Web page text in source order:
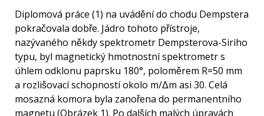
Diplomová práce (1) na uvádění do chodu Dempstera
pokračovala dobře. Jádro tohoto přístroje,
nazývaného někdy spektrometr Dempsterova-Siriho
typu, byl magnetický hmotnostní spektrometr s
úhlem odklonu paprsku 180°, poloměrem R=50 mm
a rozlišovací schopností okolo m/Δm asi 30. Celá
mosazná komora byla zanořena do permanentního
magnetu (Obrázek 1). Po dalších malých úpravách